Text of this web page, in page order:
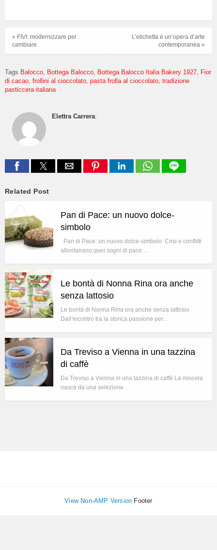
L’etichetta è un’opera d’arte
contemporanea »
« FIVI: modernizzare per
cambiare
Tags Balocco Bottega Balocco Bottega Balocco Italia Bakery 1927
Fior
di cacao frollini al cioccolato pasta frolla al cioccolato tradizione
pasticcera italiana
Elettra Carrera:
Related Post
Pan di Pace: un nuovo dolce-
simbolo
Pan di Pace: un nuovo dolce-simbolo Crisi e conflitti
allontanano quei sogni di pace…
Le bontà di Nonna Rina ora anche
senza lattosio
Le bontà di Nonna Rina ora anche senza lattosio
Dall’incontro tra la storica passione per…
Da Treviso a Vienna in una tazzina
di caffè
Da Treviso a Vienna in una tazzina di caffè La miscela
nasce da una selezione…
View Non-AMP Version Footer